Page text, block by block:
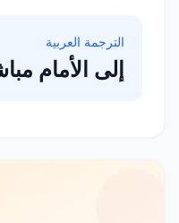
الترجمة العربية
إلى الأمام